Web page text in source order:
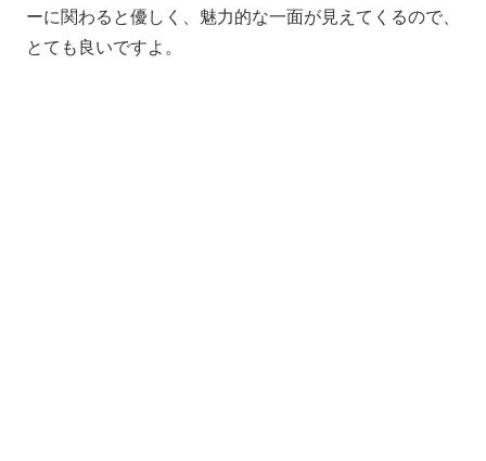
ーに関わると優しく、魅力的な一面が見えてくるので、
とても良いですよ。